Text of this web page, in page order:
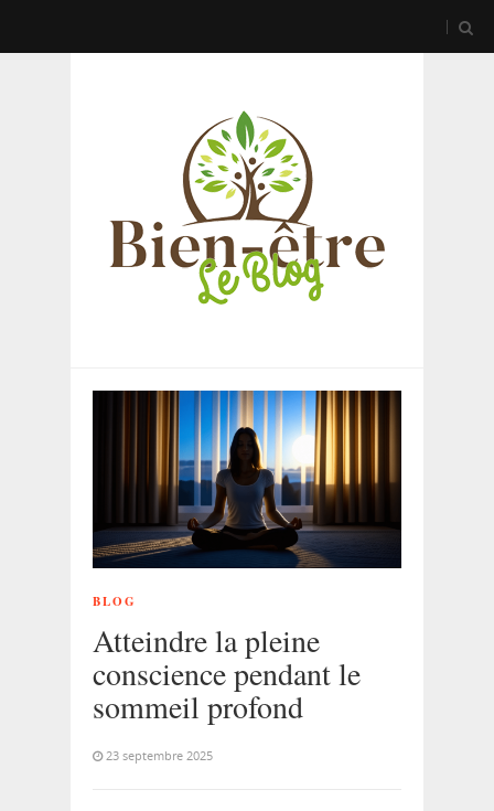
BLOG
Atteindre la pleine
conscience pendant le
sommeil profond
23 septembre 2025